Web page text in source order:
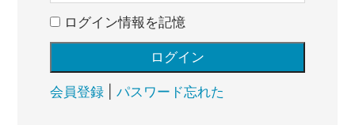
ログイン情報を記憶
会員登録| パスワード忘れた